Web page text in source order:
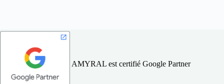
AMYRAL est certifié Google Partner